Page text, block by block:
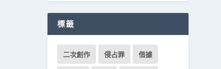
標籤
二次創作 侵占罪 借據